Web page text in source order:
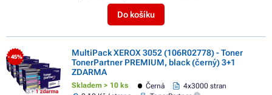
Do košíku
- 45%
MultiPack XEROX 3052 (106R02778) - Toner
TonerPartner PREMIUM, black (černý) 3+1
ZDARMA
Skladem > 10 ks Černá
4x3000 stran